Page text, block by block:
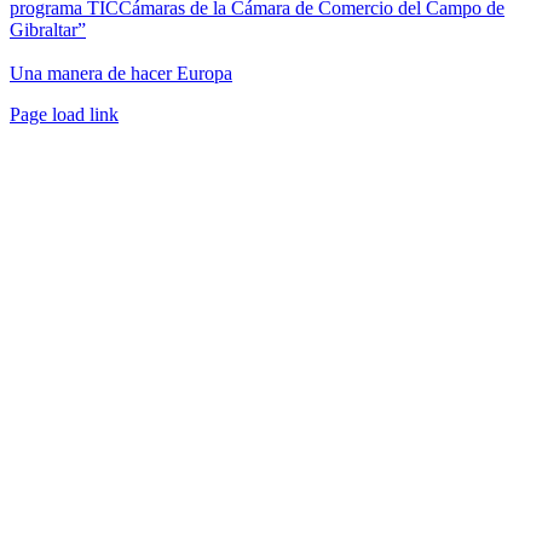
programa TICCámaras de la Cámara de Comercio del Campo de
Gibraltar”
Una manera de hacer Europa
Facebook
Twitter
Instagram
Pinterest
Page load link